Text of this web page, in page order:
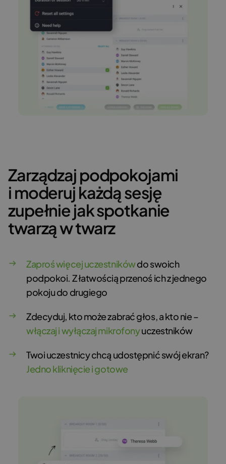
Zarządzaj podpokojami
i moderuj każdą sesję
zupełnie jak spotkanie
twarzą w twarz
Zaproświęcej uczestnikówdo swoich
podpokoi. Z łatwością przenoś ich z jednego
pokoju do drugiego
Zdecyduj, kto może zabrać głos, a kto nie –
włączaj i wyłączaj mikrofonyuczestników
Twoi uczestnicy chcą udostępnić swój ekran?
Jedno kliknięcie i gotowe